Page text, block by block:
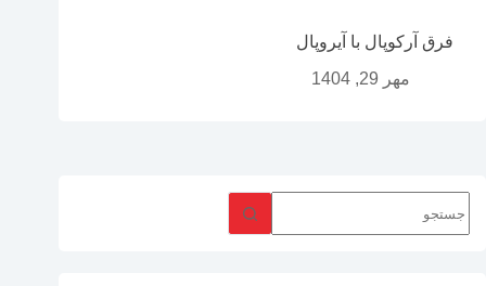
فرق آرکوپال با آیروپال
مهر 29, 1404